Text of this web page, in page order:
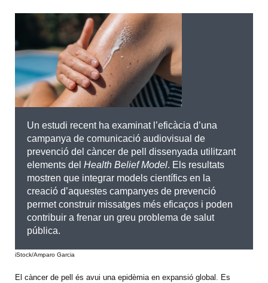
English Español
CERCAR
Un estudi recent ha examinat l’eficàcia d’una
campanya de comunicació audiovisual de
prevenció del càncer de pell dissenyada utilitzant
elements del Health Belief Model. Els resultats
mostren que integrar models científics en la
creació d’aquestes campanyes de prevenció
permet construir missatges més eficaços i poden
contribuir a frenar un greu problema de salut
pública.
iStock/Amparo Garcia
El càncer de pell és avui una epidèmia en expansió global. Es